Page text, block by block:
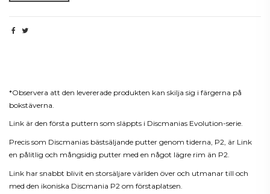
*Observera att den levererade produkten kan skilja sig i färgerna på
bokstäverna.
Link är den första puttern som släppts i Discmanias Evolution-serie.
Precis som Discmanias bästsäljande putter genom tiderna, P2, är Link
en pålitlig och mångsidig putter med en något lägre rim än P2.
Link har snabbt blivit en storsäljare världen över och utmanar till och
med den ikoniska Discmania P2 om förstaplatsen.